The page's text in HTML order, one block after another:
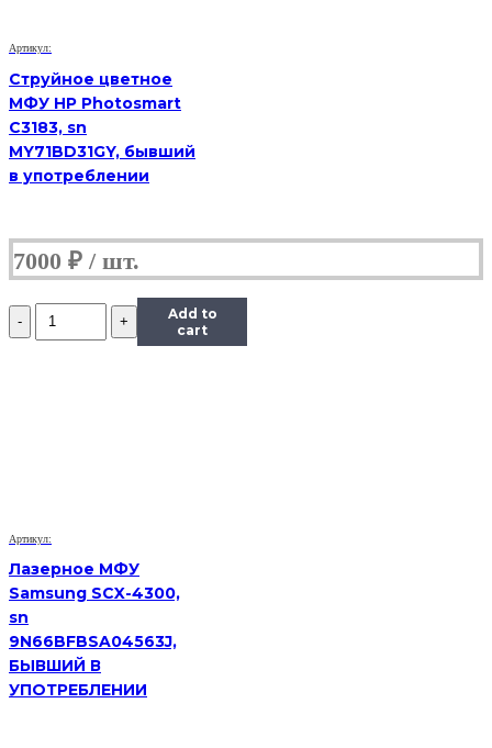
Артикул:
Струйное цветное
МФУ HP Photosmart
C3183, sn
MY71BD31GY, бывший
в употреблении
7000 ₽
Количество
Лазерное
употреблении
Add to
cart
Артикул:
Лазерное МФУ
Samsung SCX-4300,
sn
9N66BFBSA04563J,
БЫВШИЙ В
УПОТРЕБЛЕНИИ